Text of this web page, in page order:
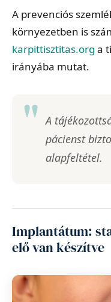
A prevenciós
környezetben is
karpittisztitas.org a
irányába mutat.
A
pácienst
alapfeltétel.
Implantátum:
elő van készítve